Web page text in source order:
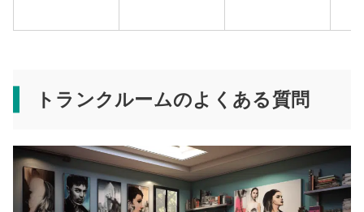
トランクルームのよくある質問